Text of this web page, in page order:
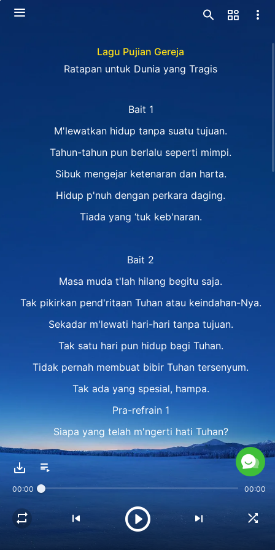
Lagu Pujian Gereja
Ratapan untuk Dunia yang Tragis
Bait 1
M'lewatkan hidup tanpa suatu tujuan.
Tahun-tahun pun berlalu seperti mimpi.
Sibuk mengejar ketenaran dan harta.
Hidup p'nuh dengan perkara daging.
Tiada yang ‘tuk keb'naran.
Bait 2
Masa muda t'lah hilang begitu saja.
Tak pikirkan pend'ritaan Tuhan atau keindahan-Nya.
Sekadar m'lewati hari-hari tanpa tujuan.
Tak satu hari pun hidup bagi Tuhan.
Tidak pernah membuat bibir Tuhan tersenyum.
Tak ada yang spesial, hampa.
Pra-refrain 1
Siapa yang telah m'ngerti hati Tuhan?
Siapa yang dapat berbagi hidup-mati dengan
Siapa t'lah s'rahkan dirinya buat Tuhan?
00:00 00:00